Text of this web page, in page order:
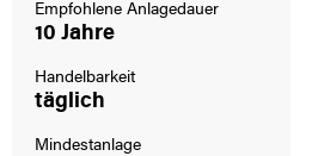
Empfohlene Anlagedauer
10 Jahre
Handelbarkeit
täglich
Mindestanlage